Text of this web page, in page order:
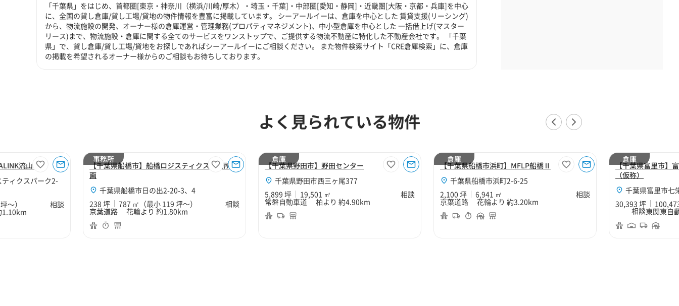
「千葉県」をはじめ、首都圏[東京・神奈川（横浜/川崎/厚木）・埼玉・千葉]・中部圏[愛知・静岡]・近畿圏[大阪・京都・兵庫]を中心
に、全国の貸し倉庫/貸し工場/貸地の物件情報を豊富に掲載しています。 シーアールイーは、倉庫を中心とした 賃貸支援(リーシング)
から、物流施設の開発、オーナー様の倉庫運営・管理業務(プロパティマネジメント)、中小型倉庫を中心とした 一括借上げ(マスター
リース)まで、物流施設・倉庫に関する全てのサービスをワンストップで、ご提供する物流不動産に特化した不動産会社です。 「千葉
県」で、貸し倉庫/貸し工場/貸地をお探しであればシーアールイーにご相談ください。 また物件検索サイト「CRE倉庫検索」に、倉庫
の掲載を希望されるオーナー様からのご相談もお待ちしております。
よく見られている物件
流山６
ィクスパーク2-
～） 相談
【千葉県船橋市】船橋ロジスティクス事務所区
画
千葉県船橋市日の出2-20-3、4
238 坪
787 ㎡ （最小 119 坪～） 相談
京葉道路 花輪より 約1.80km
事務所
【千葉県野田市】野田センター
千葉県野田市西三ヶ尾377
5,899 坪
19,501 ㎡ 相談
常磐自動車道 柏より 約4.90km
倉庫
【千葉県船橋市浜町】MFLP船橋Ⅱ
千葉県船橋市浜町2-6-25
2,100 坪
6,941 ㎡ 相談
京葉道路 花輪より 約3.20km
倉庫
【千葉県富里市】
（仮称）
千葉県富里市
30,393 坪
相談東関東自
倉庫